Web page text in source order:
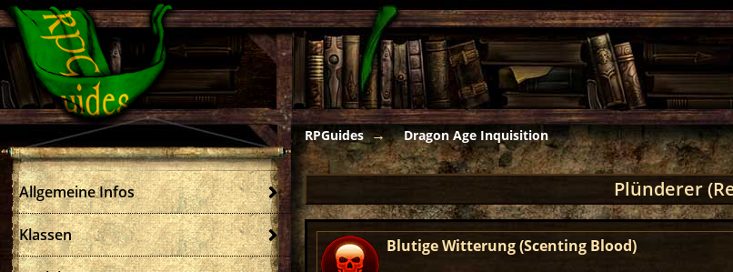
Allgemeine Infos
Klassen
RPGuides Dragon Age Inquisition
Plünderer
Blutige Witterung (Scenting Blood)